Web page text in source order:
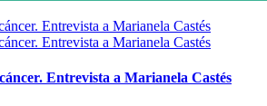
Entrevista a Marianela Castés